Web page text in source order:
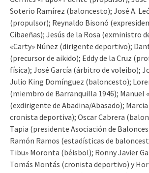
Soterio Ramírez (baloncesto); José A.
(propulsor); Reynaldo Bisonó
Cibaeñas); Jesús de la Rosa (exministro
«Carty» Núñez (dirigente deportivo);
(precursor de aikido); Eddy de la Cruz
física); José García (árbitro de voleibo);
Julio King Domínguez (baloncesto);
(miembro de Barranquilla 1946); Manuel
(exdirigente de Abadina/Abasado);
cronista deportiva); Oscar Cabrera
Tapia (presidente Asociación de
Ramón Ramos (estadísticas de
Tibu» Moronta (béisbol); Ronny Javier
Tomás Montás (cronista deportivo) y